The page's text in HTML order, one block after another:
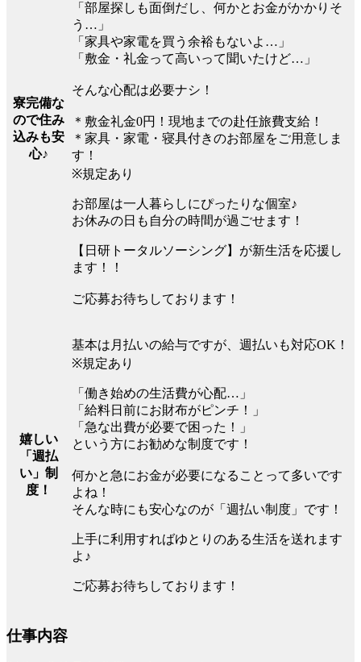
寮完備な
ので住み
込みも安
心♪
「部屋探しも面倒だし、何かとお金がかかりそ
う…」
「家具や家電を買う余裕もないよ…」
「敷金・礼金って高いって聞いたけど…」
そんな心配は必要ナシ！
＊敷金礼金0円！現地までの赴任旅費支給！
＊家具・家電・寝具付きのお部屋をご用意しま
す！
※規定あり
お部屋は一人暮らしにぴったりな個室♪
お休みの日も自分の時間が過ごせます！
【日研トータルソーシング】が新生活を応援し
ます！！
ご応募お待ちしております！
嬉しい
「週払
い」制
度！
基本は月払いの給与ですが、週払いも対応OK！
※規定あり
「働き始めの生活費が心配…」
「給料日前にお財布がピンチ！」
「急な出費が必要で困った！」
という方にお勧めな制度です！
何かと急にお金が必要になることって多いです
よね！
そんな時にも安心なのが「週払い制度」です！
上手に利用すればゆとりのある生活を送れます
よ♪
ご応募お待ちしております！
仕事内容